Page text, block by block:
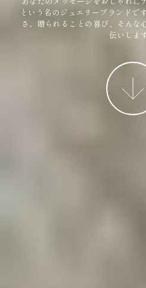
という名のジュエリーブランドです
さ、贈られることの喜び、そんな
伝いしま